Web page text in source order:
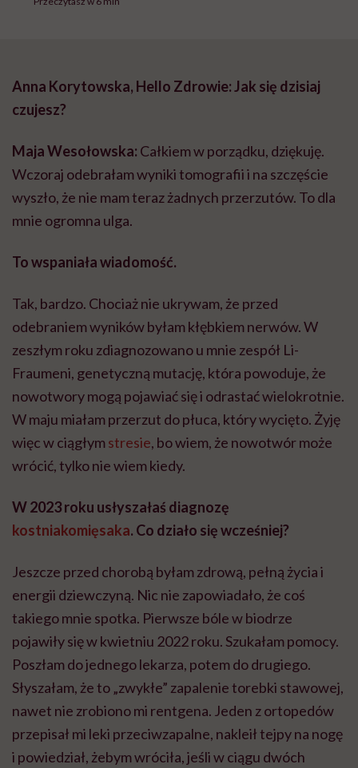
Anna Korytowska, Hello Zdrowie: Jak się dzisiaj
czujesz?
Maja Wesołowska: Całkiem w porządku, dziękuję.
Wczoraj odebrałam wyniki tomografii i na szczęście
wyszło, że nie mam teraz żadnych przerzutów. To dla
mnie ogromna ulga.
To wspaniała wiadomość.
Tak, bardzo. Chociaż nie ukrywam, że przed
odebraniem wyników byłam kłębkiem nerwów. W
zeszłym roku zdiagnozowano u mnie zespół Li-
Fraumeni, genetyczną mutację, która powoduje, że
nowotwory mogą pojawiać się i odrastać wielokrotnie.
W maju miałam przerzut do płuca, który wycięto. Żyję
więc w ciągłymstresie, bo wiem, że nowotwór może
wrócić, tylko nie wiem kiedy.
W 2023 roku usłyszałaś diagnozę
kostniakomięsaka. Co działo się wcześniej?
Jeszcze przed chorobą byłam zdrową, pełną życia i
energii dziewczyną. Nic nie zapowiadało, że coś
takiego mnie spotka. Pierwsze bóle w biodrze
pojawiły się w kwietniu 2022 roku. Szukałam pomocy.
Poszłam do jednego lekarza, potem do drugiego.
Słyszałam, że to „zwykłe” zapalenie torebki stawowej,
nawet nie zrobiono mi rentgena. Jeden z ortopedów
przepisał mi leki przeciwzapalne, nakleił tejpy na nogę
i powiedział, żebym wróciła, jeśli w ciągu dwóch